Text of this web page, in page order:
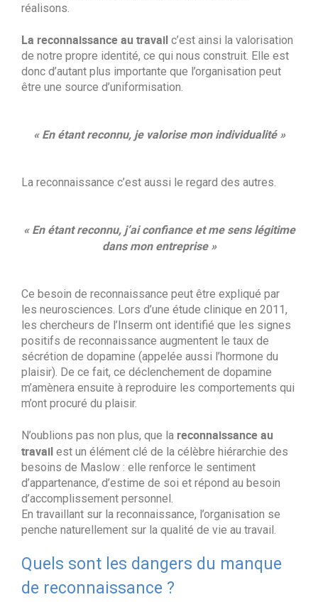
réalisons.
La reconnaissance au travail c’est ainsi la valorisation
de notre propre identité, ce qui nous construit. Elle est
donc d’autant plus importante que l’organisation peut
être une source d’uniformisation.
« En étant reconnu, je valorise mon individualité »
La reconnaissance c’est aussi le regard des autres.
« En étant reconnu, j’ai confiance et me sens légitime
dans mon entreprise »
Ce besoin de reconnaissance peut être expliqué par
les neurosciences. Lors d’une étude clinique en 2011,
les chercheurs de l’Inserm ont identifié que les signes
positifs de reconnaissance augmentent le taux de
sécrétion de dopamine (appelée aussi l’hormone du
plaisir). De ce fait, ce déclenchement de dopamine
m’amènera ensuite à reproduire les comportements qui
m’ont procuré du plaisir.
N’oublions pas non plus, que la reconnaissance au
travail est un élément clé de la célèbre hiérarchie des
besoins de Maslow : elle renforce le sentiment
d’appartenance, d’estime de soi et répond au besoin
d’accomplissement personnel.
En travaillant sur la reconnaissance, l’organisation se
penche naturellement sur la qualité de vie au travail.
Quels sont les dangers du manque
de reconnaissance ?